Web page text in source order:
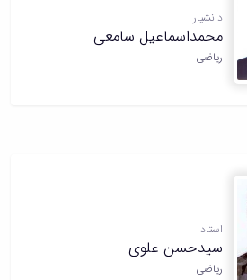
دانشیار
محمداسماعیل سامعی
ریاضی
استاد
سیدحسن علوی
ریاضی